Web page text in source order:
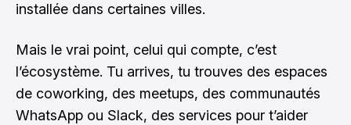
installée dans certaines villes.
Mais le vrai point, celui qui compte, c’est
l’écosystème. Tu arrives, tu trouves des espaces
de coworking, des meetups, des communautés
WhatsApp ou Slack, des services pour t’aider